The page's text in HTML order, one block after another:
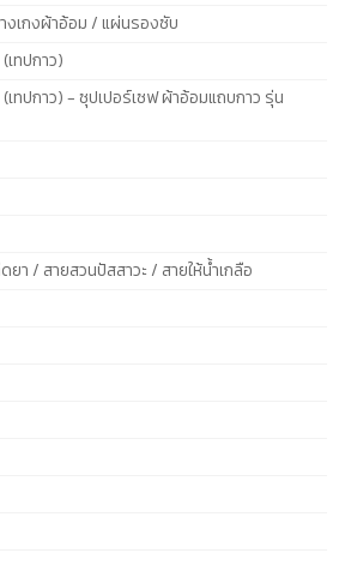
เกงผ้าอ้อม / แผ่นรองซับ
ทปกาว)
ทปกาว) - ซุปเปอร์เซฟ ผ้าอ้อมแถบกาว รุ่น
า / สายสวนปัสสาวะ / สายให้น้ำเกลือ